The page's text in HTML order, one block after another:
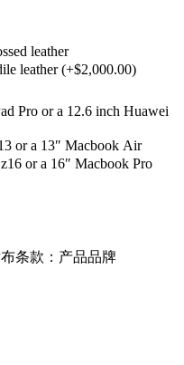
leather
leather(+$2,000.00)
Pro or a 12.6 inch Huawei
or a 13″ Macbook Air
or a 16″ Macbook Pro
布条款：产品品牌